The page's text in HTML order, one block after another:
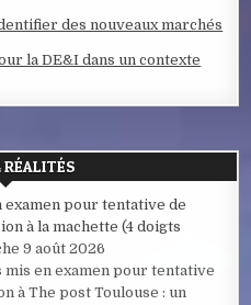
des nouveaux marchés
la DE&I dans un contexte
RÉALITÉS
examen pour tentative de
à la machette (4 doigts
9 août 2026
mis en examen pour tentative
à The post Toulouse : un